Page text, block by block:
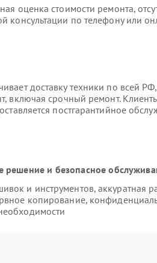
оценка стоимости ремонта,
консультации по телефону или
доставку техники по всей
включая срочный ремонт.
постгарантийное
и безопасное
и инструментов, аккуратная
копирование,